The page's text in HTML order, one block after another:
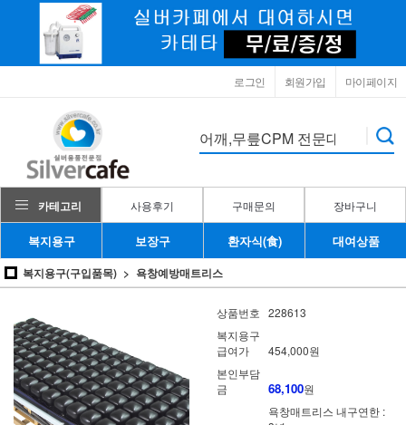
마이페이지
회원가입
로그인
카테고리 사용후기 구매문의 장바구니
복지용구 보장구 환자식(食) 대여상품
복지용구(구입품목) 욕창예방매트리스
상품번호 228613
복지용구
급여가
454,000원
본인부담
금
68,100원
욕창매트리스 내구연한 :